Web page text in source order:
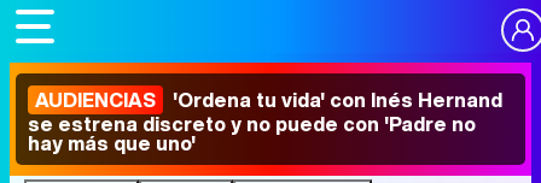
AUDIENCIAS 'Ordena tu vida' con Inés Hernand
se estrena discreto y no puede con 'Padre no
hay más que uno'